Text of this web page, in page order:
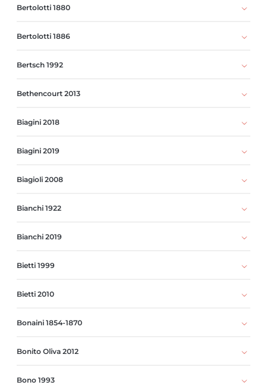
Bertolotti 1880
Bertolotti 1886
Bertsch 1992
Bethencourt 2013
Biagini 2018
Biagini 2019
Biagioli 2008
Bianchi 1922
Bianchi 2019
Bietti 1999
Bietti 2010
Bonaini 1854-1870
Bonito Oliva 2012
Bono 1993